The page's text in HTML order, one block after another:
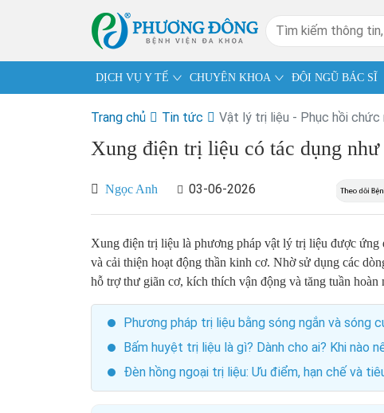
DỊCH VỤ Y TẾ CHUYÊN KHOA ĐỘI NGŨ BÁC SĨ
Trang chủ Tin tức Vật lý trị liệu - Phục hồi chức
Xung điện trị liệu có tác dụng như
Ngọc Anh 03-06-2026
Xung điện trị liệu là phương pháp vật lý trị liệu được
và cải thiện hoạt động thần kinh cơ. Nhờ sử dụng các
hỗ trợ thư giãn cơ, kích thích vận động và tăng tuần hoàn
Phương pháp trị liệu bằng sóng ngắn và sóng
Bấm huyệt trị liệu là gì? Dành cho ai? Khi nào
Đèn hồng ngoại trị liệu: Ưu điểm, hạn chế và